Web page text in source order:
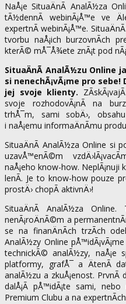
NaÅ¡e SituaÄnÃ­ AnalÃ½za
tÃ½dennÃ­ webinÃ¡Å™e ve
expertnÃ­ webinÃ¡Å™e.
tvorbu naÅ¡ich burzovnÃ­ch
kterÃ© mÅ¯Å¾ete znÃ¡t pod
SituaÄnÃ­ AnalÃ½zu Online
si nenechÃ¡vÃ¡me pro sebe!
jej svoje klienty.
svoje rozhodovÃ¡nÃ­ na
trhÅ¯m, sami sobÄ›,
i naÅ¡emu informaÄnÃ­mu
SituaÄnÃ­ AnalÃ½za Online si
uzavÅ™enÃ©m
naÅ¡eho know-how.
lenÃ­. Je to know-how pouze
prostÄ› chopÃ­ aktivnÄ›!
SituaÄnÃ­ AnalÃ½za
nenÃ¡roÄnÃ©m a
se na finanÄnÃ­ch trzÃ­ch
AnalÃ½zy Online
technickÃ© analÃ½zy, naÅ¡e
platformy, grafÅ¯ a ÄtenÃ­
analÃ½zu a zkuÅ¡enost. PrvnÃ­
dalÅ¡Ã­ pÅ™idÃ¡te sami,
Premium Clubu a na